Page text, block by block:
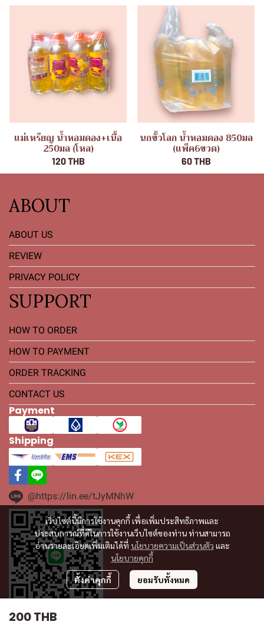
แม่เหรียญ น้ำหอมดอง+เนื้อ
250มล (โหล)
120 THB
นกขั้วโลก น้ำหอมดอง 850มล
(แพ็ค6ขวด)
60 THB
200 THB
เว็บไซต์นี้มีการใช้งานคุกกี้ เพื่อเพิ่มประสิทธิภาพและ
ประสบการณ์ที่ดีในการใช้งานเว็บไซต์ของท่าน ท่านสามารถ
อ่านรายละเอียดเพิ่มเติมได้ที่ นโยบายความเป็นส่วนตัว และ
นโยบายคุกกี้
ตั้งค่าคุกกี้ ยอมรับทั้งหมด
ABOUT
ABOUT US
REVIEW
PRIVACY POLICY
SUPPORT
HOW TO ORDER
HOW TO PAYMENT
ORDER TRACKING
CONTACT US
Payment
Shipping
@https://lin.ee/tJyMNhW